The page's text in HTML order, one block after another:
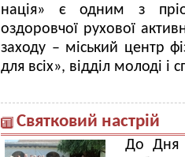
нація» є одним з
оздоровчої рухової
заходу – міський центр
для всіх», відділ молоді і
Святковий настрій
До Дня